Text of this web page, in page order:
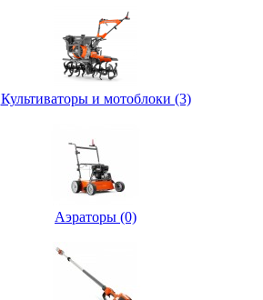
Культиваторы и мотоблоки (3)
Аэраторы (0)